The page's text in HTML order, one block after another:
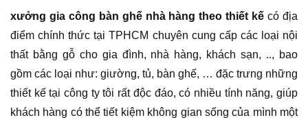
xưởng gia công bàn ghế nhà hàng theo thiết kế có địa
điểm chính thức tại TPHCM chuyên cung cấp các loại nội
thất bằng gỗ cho gia đình, nhà hàng, khách sạn, .., bao
gồm các loại như: giường, tủ, bàn ghế, … đặc trưng những
thiết kế tại công ty tôi rất độc đáo, có nhiều tính năng, giúp
khách hàng có thể tiết kiệm không gian sống của mình một